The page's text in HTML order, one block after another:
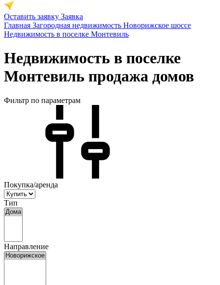
Оставить заявку Заявка
Главная Загородная недвижимость Новорижское шоссе
Недвижимость в поселке Монтевиль
Недвижимость в поселке
Монтевиль продажа домов
Фильтр по параметрам
Покупка/аренда
Тип
Направление